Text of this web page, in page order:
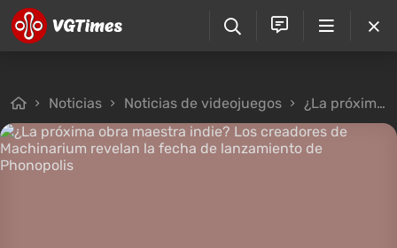
Noticias Noticias de videojuegos ¿La próxima obra maestra indie? Los creadores de Machinarium revelan la fecha de lanzamiento de Phonopolis